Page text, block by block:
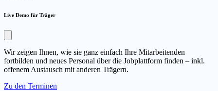
Live Demo für Träger
Wir zeigen Ihnen, wie sie ganz einfach Ihre Mitarbeitenden
fortbilden und neues Personal über die Jobplattform finden – inkl.
offenem Austausch mit anderen Trägern.
Zu den Terminen